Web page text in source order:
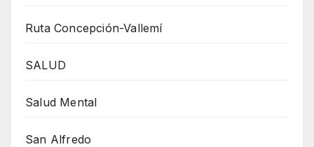
Ruta Concepción-Vallemí
SALUD
Salud Mental
San Alfredo